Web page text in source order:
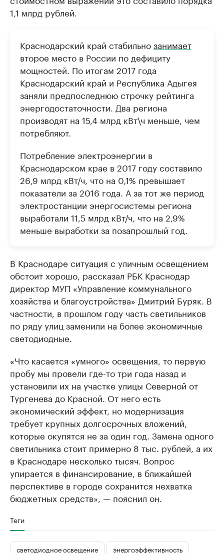
1,1 млрд рублей.
Краснодарский край стабильнозанимает
второе место в России по дефициту
мощностей. По итогам 2017 года
Краснодарский край и Республика Адыгея
заняли предпоследнюю строчку рейтинга
энергодостаточности. Два региона
производят на 15,4 млрд кВт\ч меньше, чем
потребляют.
Потребление электроэнергии в
Краснодарском крае в 2017 году составило
26,9 млрд кВт/ч, что на 0,1% превышает
показатели за 2016 года. А за тот же период
электростанции энергосистемы региона
выработали 11,5 млрд кВт/ч, что на 2,9%
меньше выработки за позапрошлый год.
В Краснодаре ситуация с уличным освещением
обстоит хорошо, рассказал РБК Краснодар
директор МУП «Управление коммунального
хозяйства и благоустройства» Дмитрий Буряк. В
частности, в прошлом году часть светильников
по ряду улиц заменили на более экономичные
светодиодные.
«Что касается «умного» освещения, то первую
пробу мы провели где-то три года назад и
установили их на участке улицы Северной от
Тургенева до Красной. От него есть
экономический эффект, но модернизация
требует крупных долгосрочных вложений,
которые окупятся не за один год. Замена одного
светильника стоит примерно 8 тыс. рублей, а их
в Краснодаре несколько тысяч. Вопрос
упирается в финансирование, в ближайшей
перспективе в городе сохранится нехватка
бюджетных средств», — пояснил он.
Теги
светодиодное освещение энергоэффективность